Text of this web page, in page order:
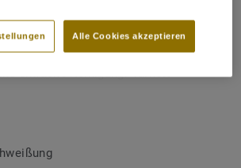
zur thermischen Verschweißung
verwendet und sorgen für eine
Oberfläche, Grundlage für
einfache Reinigung. Tarkett
erhältlich in den Varianten Uni und
abgestimmt. Durch die Verwendung
sich auch besondere
Alle Cookies akzeptieren